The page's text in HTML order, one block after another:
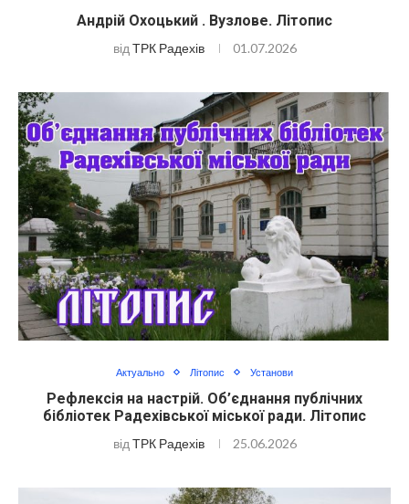
Андрій Охоцький . Вузлове. Літопис
від ТРК Радехів 01.07.2026
Актуально Літопис Установи
Рефлексія на настрій. Об’єднання публічних
бібліотек Радехівської міської ради. Літопис
від ТРК Радехів 25.06.2026